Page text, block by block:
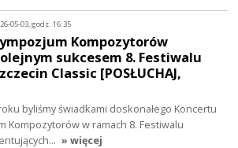
05-03, godz. 16:35
Kompozytorów
sukcesem 8. Festiwalu
Classic [POSŁUCHAJ,
byliśmy świadkami doskonałego Koncertu
Kompozytorów w ramach 8. Festiwalu
» więcej